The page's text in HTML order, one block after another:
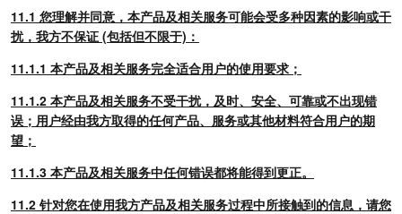
11.1 您理解并同意，本产品及相关服务可能会受多种因素的影响或干
扰，我方不保证 (包括但不限于)：
11.1.1 本产品及相关服务完全适合用户的使用要求；
11.1.2 本产品及相关服务不受干扰，及时、安全、可靠或不出现错
误；用户经由我方取得的任何产品、服务或其他材料符合用户的期
望；
11.1.3 本产品及相关服务中任何错误都将能得到更正。
11.2 针对您在使用我方产品及相关服务过程中所接触到的信息，请您